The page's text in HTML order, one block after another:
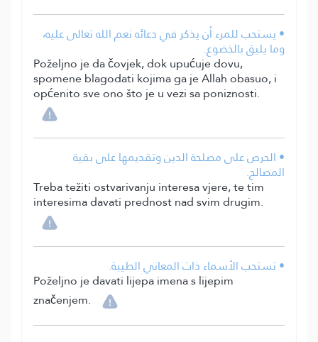
• يستحب للمرء أن يذكر في دعائه نعم الله تعالى عليه،
وما يليق بالخضوع.
Poželjno je da čovjek, dok upućuje dovu,
spomene blagodati kojima ga je Allah obasuo, i
općenito sve ono što je u vezi sa poniznosti.
• الحرص على مصلحة الدين وتقديمها على بقية
المصالح.
Treba težiti ostvarivanju interesa vjere, te tim
interesima davati prednost nad svim drugim.
• تستحب الأسماء ذات المعاني الطيبة.
Poželjno je davati lijepa imena s lijepim
značenjem.